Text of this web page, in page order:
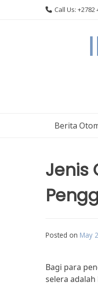
Call Us: +2782
Berita
Jenis
Posted on May
Bagi para
selera